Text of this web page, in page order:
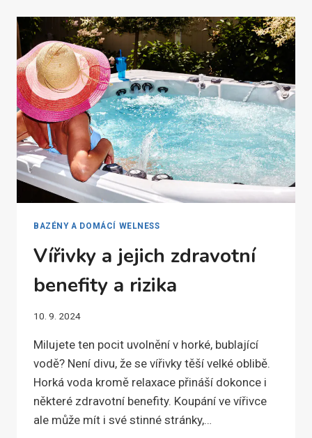
BAZÉNY A DOMÁCÍ WELNESS
Vířivky a jejich zdravotní
benefity a rizika
10. 9. 2024
Milujete ten pocit uvolnění v horké, bublající
vodě? Není divu, že se vířivky těší velké oblibě.
Horká voda kromě relaxace přináší dokonce i
některé zdravotní benefity. Koupání ve vířivce
ale může mít i své stinné stránky,…